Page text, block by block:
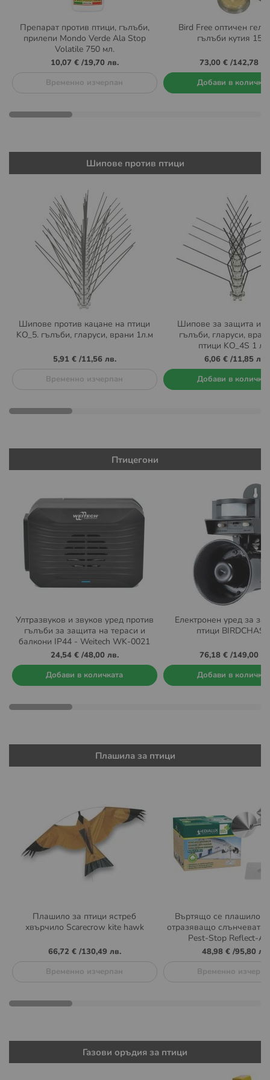
Препарат против птици, гълъби,
прилепи Mondo Verde Ala Stop
Volatile 750 мл.
10,07 €/19,70 лв.
Временно изчерпан
Bird Free оптичен гел
гълъби кутия 15
73,00 €/142,78
Добави в
Шипове против птици
Шипове против кацане на птици
KO_5. гълъби, гларуси, врани 1л.м
5,91 €/11,56 лв.
Временно изчерпан
Шипове за защита и
гълъби, гларуси,
птици KO_4S 1
6,06 €/11,85 лв.
Добави в
Птицегони
Ултразвуков и звуков уред против
гълъби за защита на тераси и
балкони IP44 - Weitech WK-0021
24,54 €/48,00 лв.
Добави в количката
Електронен уред за
птици
76,18 €/149,00
Добави в
Плашила за птици
Плашило за птици ястреб
хвърчило Scarecrow kite hawk
66,72 €/130,49 лв.
Временно изчерпан
Въртящо се плашило
отразяващо слънчевата
Pest-Stop Reflect-A-
48,98 €/95,80 лв.
Временно
Газови оръдия за птици